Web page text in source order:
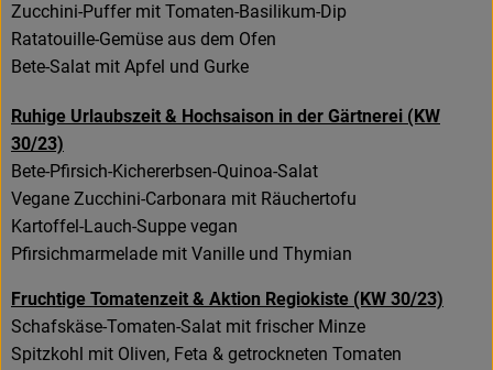
Zucchini-Puffer mit Tomaten-Basilikum-Dip
Ratatouille-Gemüse aus dem Ofen
Bete-Salat mit Apfel und Gurke
Ruhige Urlaubszeit & Hochsaison in der Gärtnerei (KW
30/23)
Bete-Pfirsich-Kichererbsen-Quinoa-Salat
Vegane Zucchini-Carbonara mit Räuchertofu
Kartoffel-Lauch-Suppe vegan
Pfirsichmarmelade mit Vanille und Thymian
Fruchtige Tomatenzeit & Aktion Regiokiste (KW 30/23)
Schafskäse-Tomaten-Salat mit frischer Minze
Spitzkohl mit Oliven, Feta & getrockneten Tomaten